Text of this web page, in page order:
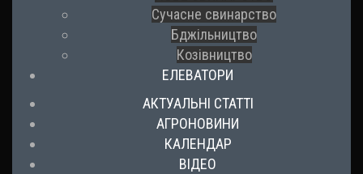
Сучасне свинарство
Бджільництво
Козівництво
ЕЛЕВАТОРИ
АКТУАЛЬНІ СТАТТІ
АГРОНОВИНИ
КАЛЕНДАР
ВІДЕО